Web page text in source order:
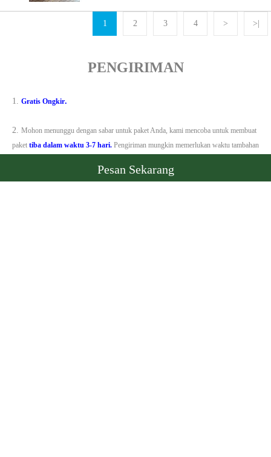
1 2 3 4 > >|
PENGIRIMAN
1. Gratis Ongkir.
2. Mohon menunggu dengan sabar untuk paket Anda, kami mencoba untuk membuat
paket tiba dalam waktu 3-7 hari. Pengiriman mungkin memerlukan waktu tambahan
Pesan Sekarang